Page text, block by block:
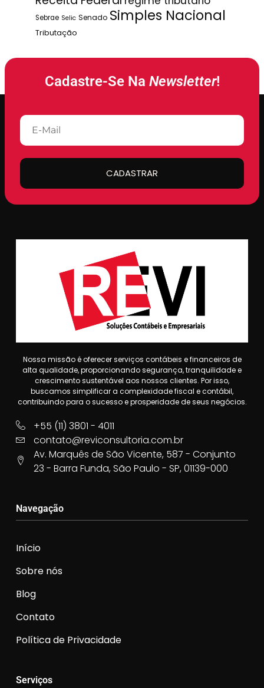
Sebrae Selic Senado Simples Nacional
Tributação
Cadastre-Se Na Newsletter!
CADASTRAR
Nossa missão é oferecer serviços contábeis e financeiros de
alta qualidade, proporcionando segurança, tranquilidade e
crescimento sustentável aos nossos clientes. Por isso,
buscamos simplificar a complexidade fiscal e contábil,
contribuindo para o sucesso e prosperidade de seus negócios.
+55 (11) 3801 - 4011
contato@reviconsultoria.com.br
Av. Marquês de São Vicente, 587 - Conjunto
23 - Barra Funda, São Paulo - SP, 01139-000
Navegação
Início
Sobre nós
Blog
Contato
Política de Privacidade
Serviços